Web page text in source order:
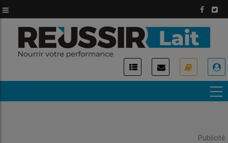
au
contenu
principal
Publicité